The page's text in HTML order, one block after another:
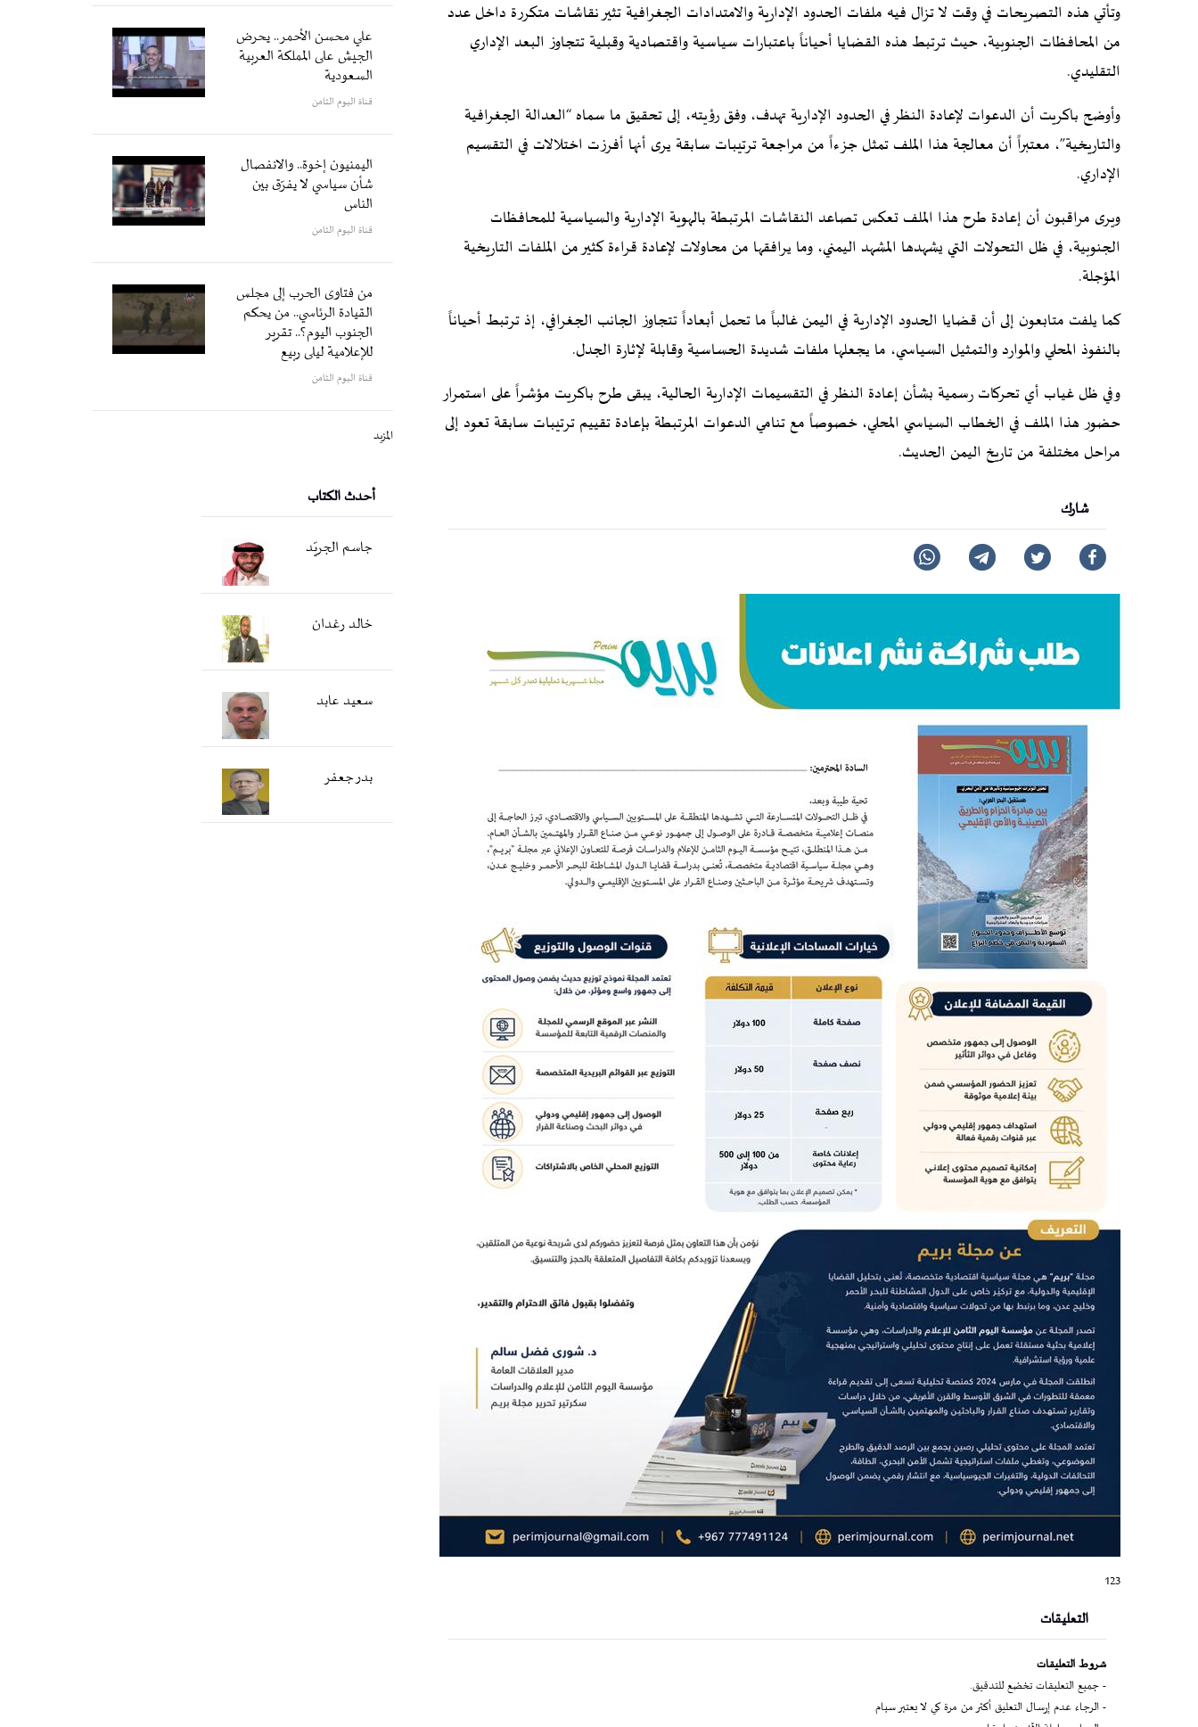
وتأتي هذه التصريحات في وقت لا تزال فيه ملفات الحدود الإدارية والامتدادات الجغرافية تثير نقاشات متكررة داخل عدد
من المحافظات الجنوبية، حيث ترتبط هذه القضايا أحياناً باعتبارات سياسية واقتصادية وقبلية تتجاوز البعد الإداري
التقليدي.
وأوضح باكريت أن الدعوات لإعادة النظر في الحدود الإدارية تهدف، وفق رؤيته، إلى تحقيق ما سماه “العدالة الجغرافية
والتاريخية”، معتبراً أن معالجة هذا الملف تمثل جزءاً من مراجعة ترتيبات سابقة يرى أنها أفرزت اختلالات في التقسيم
الإداري.
ويرى مراقبون أن إعادة طرح هذا الملف تعكس تصاعد النقاشات المرتبطة بالهوية الإدارية والسياسية للمحافظات
الجنوبية، في ظل التحولات التي يشهدها المشهد اليمني، وما يرافقها من محاولات لإعادة قراءة كثير من الملفات التاريخية
المؤجلة.
كما يلفت متابعون إلى أن قضايا الحدود الإدارية في اليمن غالباً ما تحمل أبعاداً تتجاوز الجانب الجغرافي، إذ ترتبط أحياناً
بالنفوذ المحلي والموارد والتمثيل السياسي، ما يجعلها ملفات شديدة الحساسية وقابلة لإثارة الجدل.
وفي ظل غياب أي تحركات رسمية بشأن إعادة النظر في التقسيمات الإدارية الحالية، يبقى طرح باكريت مؤشراً على استمرار
حضور هذا الملف في الخطاب السياسي المحلي، خصوصاً مع تنامي الدعوات المرتبطة بإعادة تقييم ترتيبات سابقة تعود إلى
مراحل مختلفة من تاريخ اليمن الحديث.
شارك
123
التعليقات
شروط التعليقات
- جميع التعليقات تخضع للتدقيق.
- الرجاء عدم إرسال التعليق أكثر من مرة كي لا يعتبر سبام
علي محسن الأحمر.. يحرض
الجيش على المملكة العربية
السعودية
قناة اليوم الثامن
اليمنيون إخوة.. والانفصال
شأن سياسي لا يفرّق بين
الناس
قناة اليوم الثامن
من فتاوى الحرب إلى مجلس
القيادة الرئاسي.. من يحكم
الجنوب اليوم؟.. تقرير
للإعلامية ليلى ربيع
قناة اليوم الثامن
المزيد
أحدث الكتاب
جاسم الجريّد
خالد رغدان
سعید عابد
بدر جعفر